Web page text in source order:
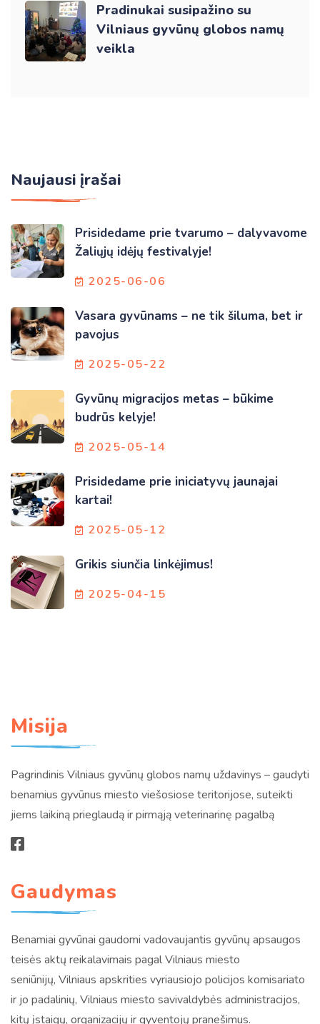
Pradinukai susipažino su
Vilniaus gyvūnų globos namų
veikla
Naujausi įrašai
Prisidedame prie tvarumo – dalyvavome
Žaliųjų idėjų festivalyje!
2025-06-06
Vasara gyvūnams – ne tik šiluma, bet ir
pavojus
2025-05-22
Gyvūnų migracijos metas – būkime
budrūs kelyje!
2025-05-14
Prisidedame prie iniciatyvų jaunajai
kartai!
2025-05-12
Grikis siunčia linkėjimus!
2025-04-15
Misija
Pagrindinis Vilniaus gyvūnų globos namų uždavinys – gaudyti
benamius gyvūnus miesto viešosiose teritorijose, suteikti
jiems laikiną prieglaudą ir pirmąją veterinarinę pagalbą
Gaudymas
Benamiai gyvūnai gaudomi vadovaujantis gyvūnų apsaugos
teisės aktų reikalavimais pagal Vilniaus miesto
seniūnijų, Vilniaus apskrities vyriausiojo policijos komisariato
ir jo padalinių, Vilniaus miesto savivaldybės administracijos,
kitų įstaigų, organizacijų ir gyventojų pranešimus.